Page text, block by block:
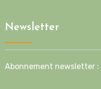
Newsletter
Abonnement newsletter :